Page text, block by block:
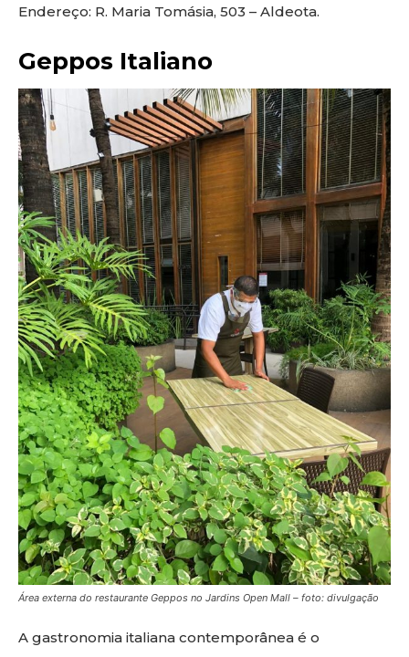
Endereço: R. Maria Tomásia, 503 – Aldeota.
Geppos Italiano
Área externa do restaurante Geppos no Jardins Open Mall – foto: divulgação
A gastronomia italiana contemporânea é o